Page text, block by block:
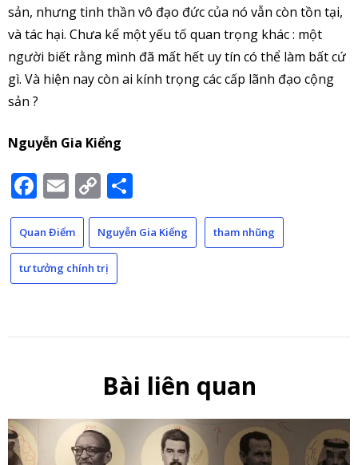
sản, nhưng tinh thần vô đạo đức của nó vẫn còn tồn tại,
và tác hại. Chưa kể một yếu tố quan trọng khác : một
người biết rằng mình đã mất hết uy tín có thể làm bất cứ
gì. Và hiện nay còn ai kính trọng các cấp lãnh đạo cộng
sản ?
Nguyễn Gia Kiểng
Facebook
Email
Copy
Link
Quan Điểm Nguyễn Gia Kiểng tham nhũng
tư tưởng chính trị
Bài liên quan